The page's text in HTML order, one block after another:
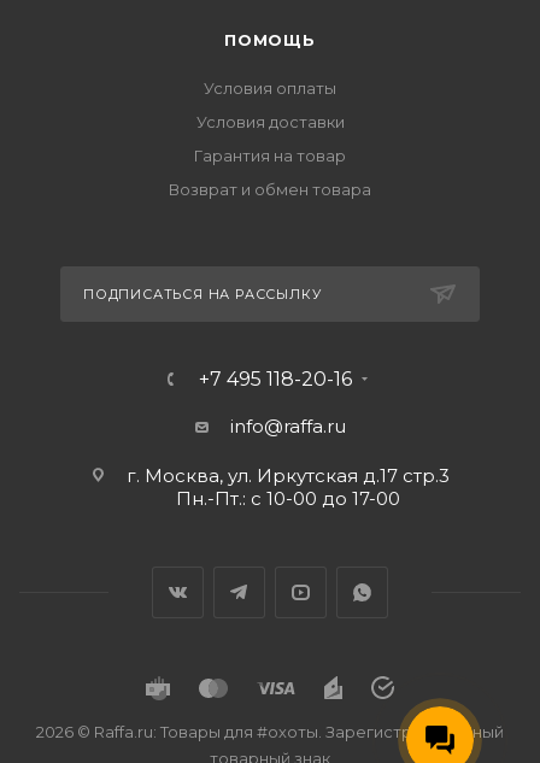
ПОМОЩЬ
Условия оплаты
Условия доставки
Гарантия на товар
Возврат и обмен товара
ПОДПИСАТЬСЯ НА РАССЫЛКУ
+7 495 118-20-16
info@raffa.ru
г. Москва, ул. Иркутская д.17 стр.3
Пн.-Пт.: с 10-00 до 17-00
2026 © Raffa.ru: Товары для #охоты. Зарегистрированный
товарный знак